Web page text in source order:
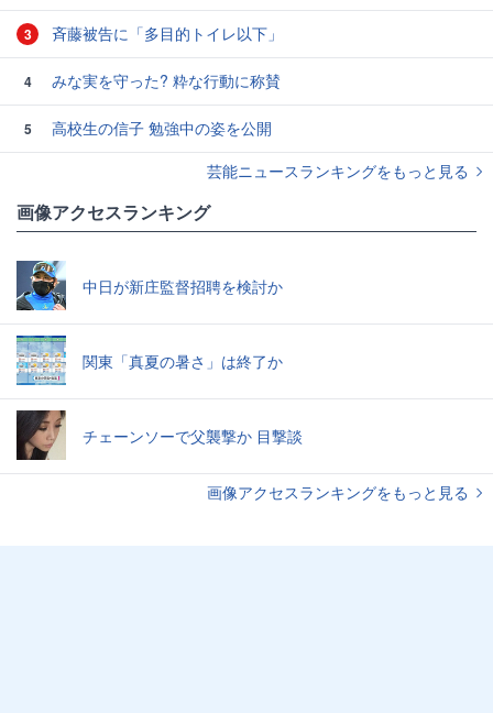
3 斉藤被告に「多目的トイレ以下」
4 みな実を守った? 粋な行動に称賛
5
高校生の信子 勉強中の姿を公開
芸能ニュースランキングをもっと見る
画像アクセスランキング
中日が新庄監督招聘を検討か
関東「真夏の暑さ」は終了か
チェーンソーで父襲撃か 目撃談
画像アクセスランキングをもっと見る